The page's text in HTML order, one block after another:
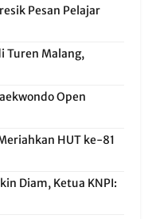
Pesan Pelajar
Turen Malang,
Open
HUT ke-81
Diam, Ketua KNPI: